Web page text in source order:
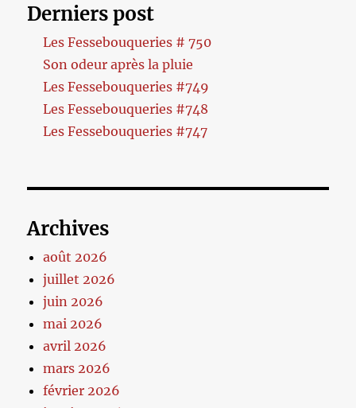
Derniers post
Les Fessebouqueries # 750
Son odeur après la pluie
Les Fessebouqueries #749
Les Fessebouqueries #748
Les Fessebouqueries #747
Archives
août 2026
juillet 2026
juin 2026
mai 2026
avril 2026
mars 2026
février 2026